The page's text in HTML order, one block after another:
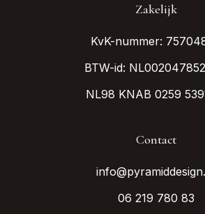
Zakelijk
KvK-nummer:
BTW-id:
NL98 KNAB 0259
Contact
06 219 780 83